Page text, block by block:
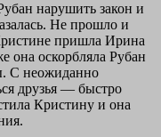
нарушить закон и
Не прошло и
пришла Ирина
она оскорбляла Рубан
С неожиданно
друзья — быстро
Кристину и она